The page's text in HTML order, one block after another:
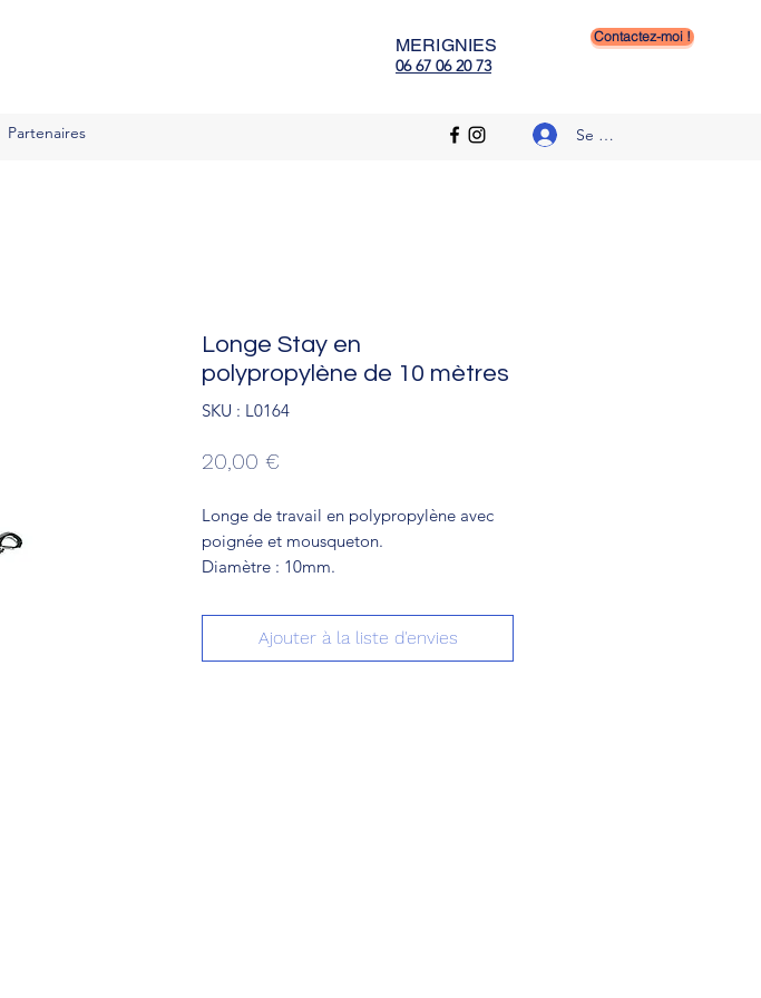
06 67 06 20 73
MERIGNIES Contactez-moi !
Partenaires Se connecter
Longe Stay en
polypropylène de 10 mètres
SKU : L0164
20,00 €
Longe de travail en polypropylène avec
poignée et mousqueton.
Diamètre : 10mm.
Ajouter à la liste d'envies